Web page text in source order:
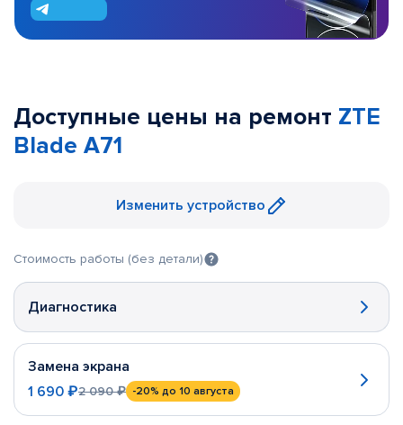
Доступные цены на ремонт ZTE
Blade A71
Изменить устройство
Стоимость работы (без детали)
Диагностика
Замена экрана
1 690 ₽2 090 ₽ -20% до 10 августа